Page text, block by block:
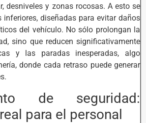
desniveles y zonas rocosas. A esto se
inferiores, diseñadas para evitar daños
del vehículo. No sólo prolongan la
sino que reducen significativamente
y las paradas inesperadas, algo
donde cada retraso puede generar
de seguridad:
para el personal